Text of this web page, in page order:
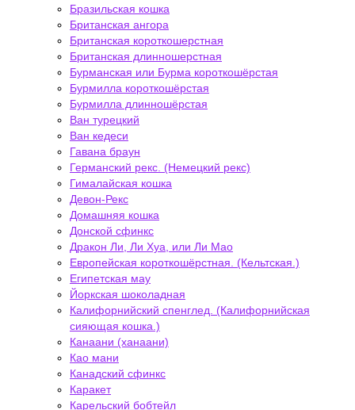
Бразильская кошка
Британская ангора
Британская короткошерстная
Британская длинношерстная
Бурманская или Бурма короткошёрстая
Бурмилла короткошёрстая
Бурмилла длинношёрстая
Ван турецкий
Ван кедеси
Гавана браун
Германский рекс. (Немецкий рекс)
Гималайская кошка
Девон-Рекс
Домашняя кошка
Донской сфинкс
Дракон Ли, Ли Хуа, или Ли Мао
Европейская короткошёрстная. (Кельтская.)
Египетская мау
Йоркская шоколадная
Калифорнийский спенглед. (Калифорнийская
сияющая кошка.)
Канаани (ханаани)
Као мани
Канадский сфинкс
Каракет
Карельский бобтейл